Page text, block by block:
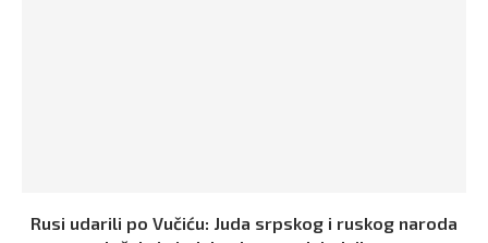
Rusi udarili po Vučiću: Juda srpskog i ruskog naroda